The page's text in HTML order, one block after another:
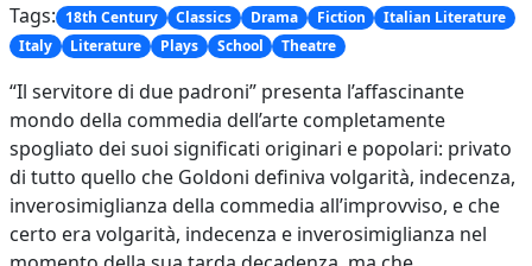
Tags: 18th Century Classics Drama Fiction
Italian Literature
Italy
Literature Plays School Theatre
“Il servitore di due padroni” presenta l’affascinante
mondo della commedia dell’arte completamente
spogliato dei suoi significati originari e popolari: privato
di tutto quello che Goldoni definiva volgarità, indecenza,
inverosimiglianza della commedia all’improvviso, e che
certo era volgarità, indecenza e inverosimiglianza nel